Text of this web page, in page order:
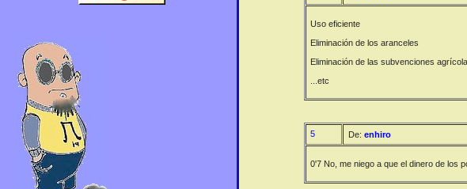
Uso eficiente
Eliminación de los aranceles
Eliminación de las subvenciones
...etc
5 De: enhiro
0'7 No, me niego a que el dinero de los